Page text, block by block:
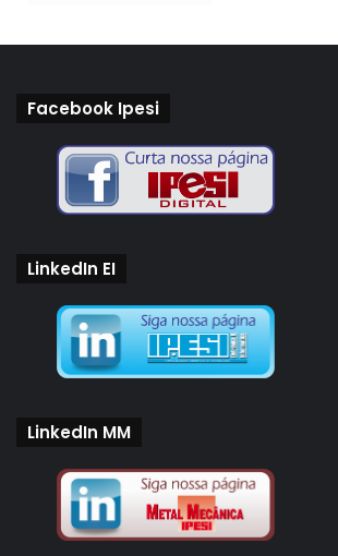
Facebook Ipesi
LinkedIn EI
LinkedIn MM